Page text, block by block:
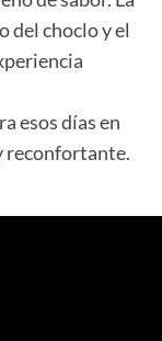
del choclo y el
esos días en
reconfortante.